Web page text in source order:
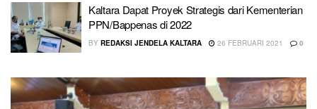
Kaltara Dapat Proyek Strategis dari Kementerian
PPN/Bappenas di 2022
BY REDAKSI JENDELA KALTARA 26 FEBRUARI 2021 0